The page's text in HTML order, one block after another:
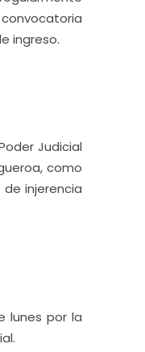
ingreso.
Judicial
como
injerencia
lunes por la